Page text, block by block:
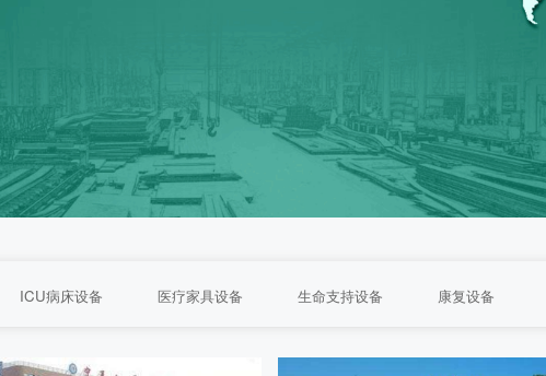
ICU病床设备 医疗家具设备 生命支持设备 康复设备